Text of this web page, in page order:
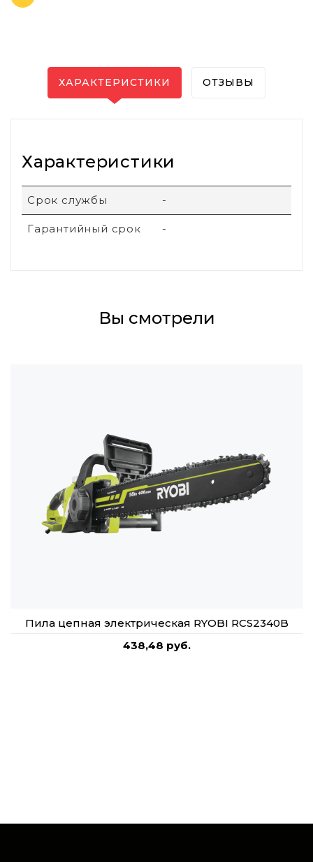
ХАРАКТЕРИСТИКИ ОТЗЫВЫ
Характеристики
Срок службы -
Гарантийный срок -
Вы смотрели
Пила цепная электрическая RYOBI RCS2340B
438,48 руб.